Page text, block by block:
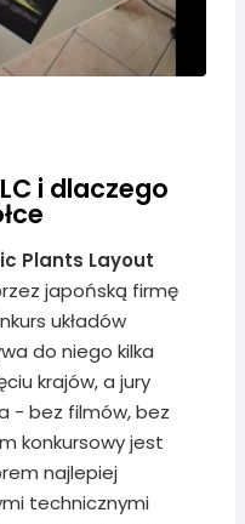
i dlaczego
Plants Layout
japońską firmę
układów
do niego kilka
krajów, a jury
- bez filmów, bez
konkursowy jest
najlepiej
technicznymi